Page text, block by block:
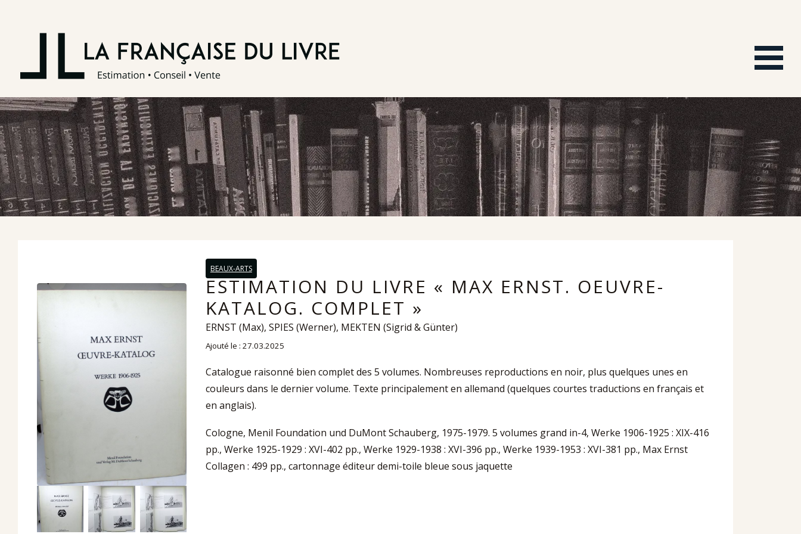
BEAUX-ARTS
ESTIMATION DU LIVRE « MAX ERNST. OEUVRE-
KATALOG. COMPLET »
ERNST (Max), SPIES (Werner), MEKTEN (Sigrid & Günter)
Ajouté le : 27.03.2025
Catalogue raisonné bien complet des 5 volumes. Nombreuses reproductions en noir, plus quelques unes en
couleurs dans le dernier volume. Texte principalement en allemand (quelques courtes traductions en français et
en anglais).
Cologne, Menil Foundation und DuMont Schauberg, 1975-1979. 5 volumes grand in-4, Werke 1906-1925 : XIX-416
pp., Werke 1925-1929 : XVI-402 pp., Werke 1929-1938 : XVI-396 pp., Werke 1939-1953 : XVI-381 pp., Max Ernst
Collagen : 499 pp., cartonnage éditeur demi-toile bleue sous jaquette